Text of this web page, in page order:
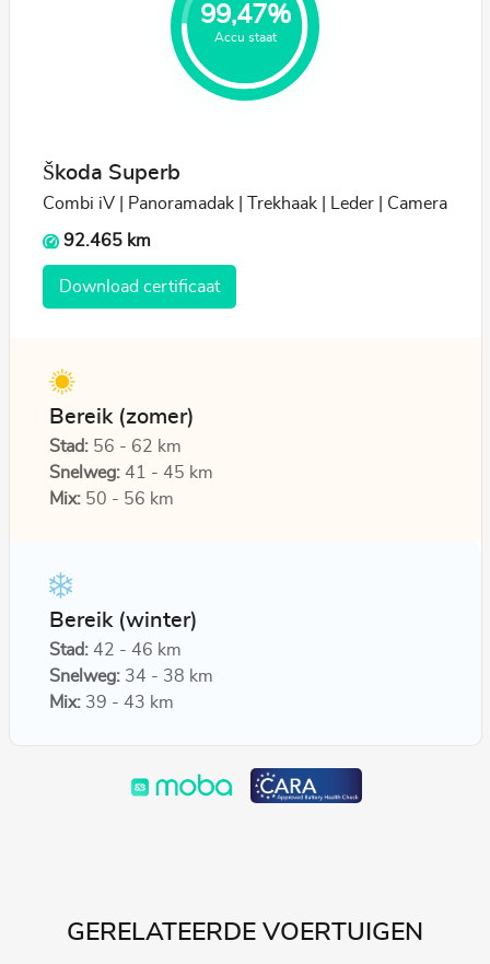
99,47%
Accu staat
Škoda Superb
Combi iV | Panoramadak | Trekhaak | Leder | Camera
92.465 km
Download certificaat
Bereik (zomer)
Stad:56 - 62 km
Snelweg:41 - 45 km
Mix:50 - 56 km
Bereik (winter)
Stad:42 - 46 km
Snelweg:34 - 38 km
Mix:39 - 43 km
GERELATEERDE VOERTUIGEN